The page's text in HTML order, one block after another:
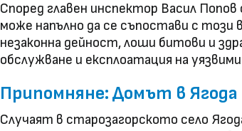
Според главен инспектор Васил
може напълно да се съпостави с този
незаконна дейност, лоши битови и
обслужване и експлоатация на
Припомняне: Домът в Ягода
Случаят в старозагорското село